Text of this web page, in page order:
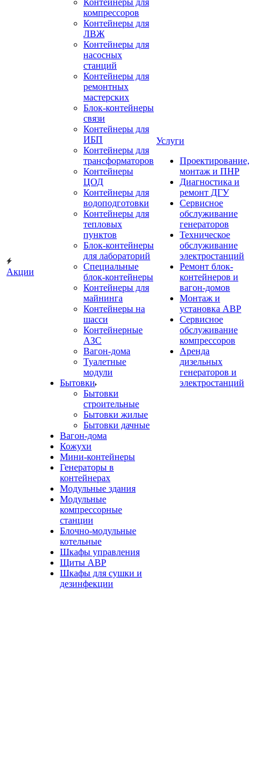
Акции
Контейнеры для
компрессоров
Контейнеры для
ЛВЖ
Контейнеры для
насосных
станций
Контейнеры для
ремонтных
мастерских
Блок-контейнеры
связи
Контейнеры для
ИБП
Контейнеры для
трансформаторов
Контейнеры
ЦОД
Контейнеры для
водоподготовки
Контейнеры для
тепловых
пунктов
Блок-контейнеры
для лабораторий
Специальные
блок-контейнеры
Контейнеры для
майнинга
Контейнеры на
шасси
Контейнерные
АЗС
Вагон-дома
Туалетные
модули
Бытовки
Бытовки
строительные
Бытовки жилые
Бытовки дачные
Вагон-дома
Кожухи
Мини-контейнеры
Генераторы в
контейнерах
Модульные здания
Модульные
компрессорные
станции
Блочно-модульные
котельные
Шкафы управления
Щиты АВР
Шкафы для сушки и
дезинфекции
Услуги
Проектирование,
монтаж и ПНР
Диагностика и
ремонт ДГУ
Сервисное
обслуживание
генераторов
Техническое
обслуживание
электростанций
Ремонт блок-
контейнеров и
вагон-домов
Монтаж и
установка АВР
Сервисное
обслуживание
компрессоров
Аренда
дизельных
генераторов и
электростанций